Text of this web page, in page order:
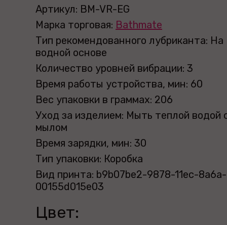
Артикул: BM-VR-EG
Марка торговая: Bathmate
Тип рекомендованного лубриканта: На
водной основе
Количество уровней вибрации: 3
Время работы устройства, мин: 60
Вес упаковки в граммах: 206
Уход за изделием: Мыть теплой водой
мылом
Время зарядки, мин: 30
Тип упаковки: Коробка
Вид принта: b9b07be2-9878-11ec-8a6a-
00155d015e03
Цвет: